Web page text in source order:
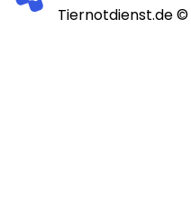
Tiernotdienst.de ©